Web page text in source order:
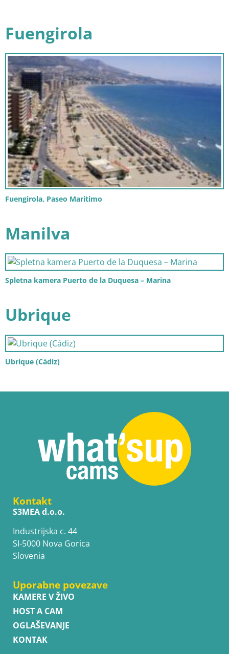
Fuengirola
Fuengirola, Paseo Maritimo
Manilva
Spletna kamera Puerto de la Duquesa – Marina
Ubrique
Ubrique (Cádiz)
Kontakt
S3MEA d.o.o.
Industrijska c. 44
SI-5000 Nova Gorica
Slovenia
Uporabne povezave
KAMERE V ŽIVO
HOST A CAM
OGLAŠEVANJE
KONTAK